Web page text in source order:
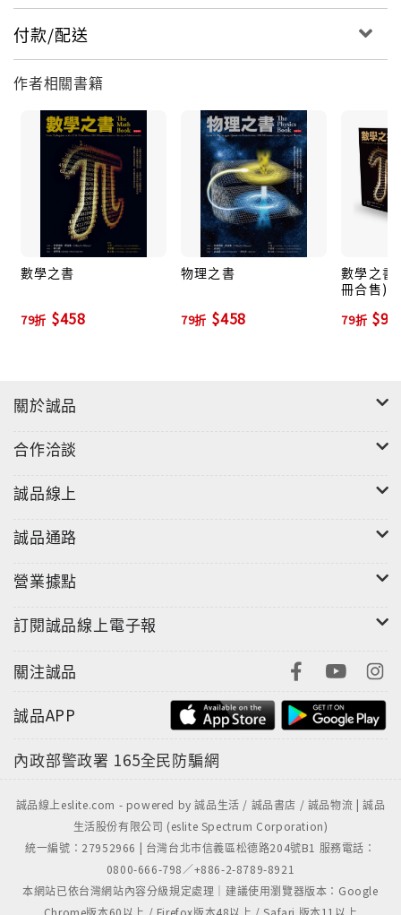
著迷不已，祭出儀式來理解死亡，乃出於天性使然。死
亡、宗教、神話、來世介於已知與未知邊緣，橫跨心理
學、歷史學、哲學、生物學等多種科學領域。人類必須
了解這個世界，也會一直以邏輯思維或玄學角度鑽研下
出一點蛛絲馬跡來解謎？未來將又如何處理死亡，或逃
避死亡？本書主題琳琅滿目，這頁講述陰森可怕或傷感
催淚的故事，下一頁可能就探討起宇宙萬千、轉瞬即逝
的話題。每篇都只有寥寥幾段，讀者能迅速浸淫其中。
想了解馬雅死神和他們的眼球項鍊嗎？那就翻到令人心
驚膽跳的席巴巴篇一睹為快吧。泥人和兵馬俑是否會出
現意識，與生者互動呢？趕緊展頁一覽這些謎樣「生
付款/配送
作者相關書籍
數學之書
79折 $458
物理之書
79折 $458
數學之書
冊合售)
79折
關於誠品
合作洽談
誠品線上
誠品通路
營業據點
訂閱誠品線上電子報
關注誠品
誠品APP
內政部警政署 165全民防騙網
誠品線上eslite.com - powered by 誠品生活 / 誠品書店 / 誠品物流 | 誠品
生活股份有限公司 (eslite Spectrum Corporation)
統一編號：27952966 | 台灣台北市信義區松德路204號B1 服務電話：
0800-666-798／+886-2-8789-8921
本網站已依台灣網站內容分級規定處理｜建議使用瀏覽器版本：Google
Chrome版本60以上 / Firefox版本48以上 / Safari 版本11以上